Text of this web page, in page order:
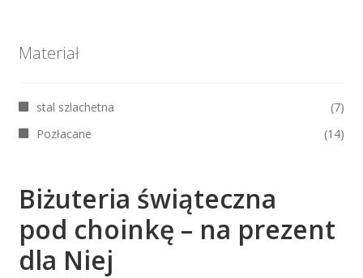
Materiał
stal szlachetna
(7)
Pozłacane
(14)
Biżuteria świąteczna
pod choinkę – na prezent
dla Niej